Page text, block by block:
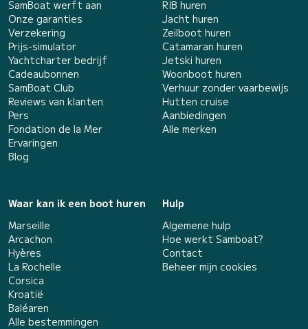
SamBoat werft aan
Onze garanties
Verzekering
Prijs-simulator
Yachtcharter bedrijf
Cadeaubonnen
SamBoat Club
Reviews van klanten
Pers
Fondation de la Mer
Ervaringen
Blog
RIB huren
Jacht huren
Zeilboot huren
Catamaran huren
Jetski huren
Woonboot huren
Verhuur zonder vaarbewijs
Hutten cruise
Aanbiedingen
Alle merken
Waar kan ik een boot huren
Marseille
Arcachon
Hyères
La Rochelle
Corsica
Kroatië
Baléaren
Alle bestemmingen
Hulp
Algemene hulp
Hoe werkt Samboat?
Contact
Beheer mijn cookies